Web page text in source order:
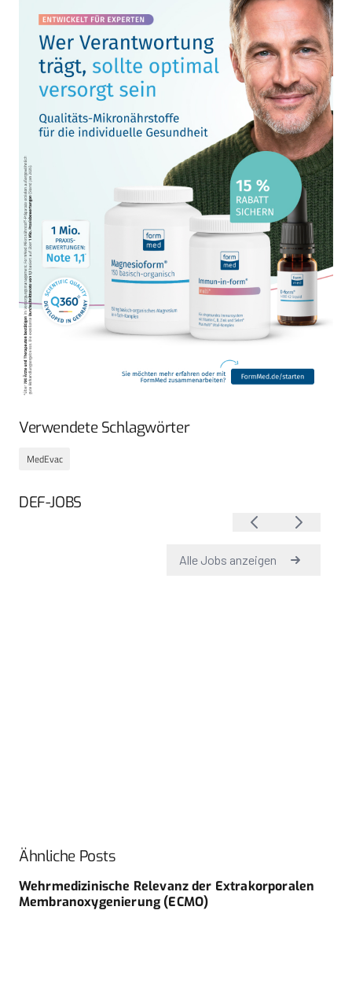
Verwendete Schlagwörter
MedEvac
DEF-JOBS
Ähnliche Posts
Wehrmedizinische Relevanz der Extrakorporalen
Membranoxygenierung (ECMO)